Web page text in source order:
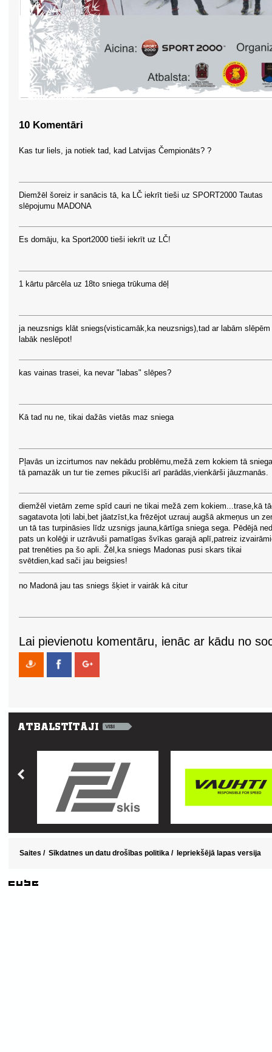
10 Komentāri
Kas tur liels, ja notiek tad, kad Latvijas Čempionāts? ?
Diemžēl šoreiz ir sanācis tā, ka LČ iekrīt tieši uz SPORT2000 Tautas
slēpojumu MADONA
Es domāju, ka Sport2000 tieši iekrīt uz LČ!
1 kārtu pārcēla uz 18to sniega trūkuma dēļ
ja neuzsnigs klāt sniegs(visticamāk,ka neuzsnigs),tad ar labām slēpēm
labāk neslēpot!
kas vainas trasei, ka nevar "labas" slēpes?
Kā tad nu ne, tikai dažās vietās maz sniega
Pļavās un izcirtumos nav nekādu problēmu,mežā zem kokiem tā
tā pamazāk un tur tie zemes pikucīši arī parādās,vienkārši jāuzmanās.
diemžēl vietām zeme spīd cauri ne tikai mežā zem kokiem...trase,kā
sagatavota ļoti labi,bet jāatzīst,ka frēzējot uzrauj augšā akmeņus un
un tā tas turpināsies līdz uzsnigs jauna,kārtīga sniega sega. Pēdējā
pats un kolēģi ir uzrāvuši pamatīgas švīkas garajā aplī,patreiz
pat trenēties pa šo apli. Žēl,ka sniegs Madonas pusi skars tikai
svētdien,kad sači jau beigsies!
no Madonā jau tas sniegs šķiet ir vairāk kā citur
Lai pievienotu komentāru, ienāc ar kādu no
Saites / Sīkdatnes un datu drošības politika / Iepriekšējā lapas versija